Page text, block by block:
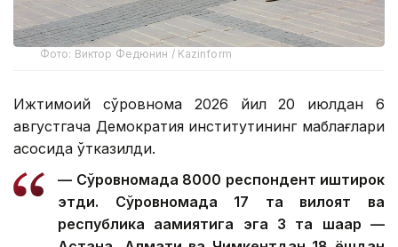
Фото: Виктор Федюнин / Kazinform
Ижтимоий сўровнома 2026 йил 20 июлдан 6
августгача Демократия институтининг маблағлари
асосида ўтказилди.
— Сўровномада 8000 респондент иштирок
этди. Сўровномада 17 та вилоят ва
республика аҳамиятига эга 3 та шаҳар —